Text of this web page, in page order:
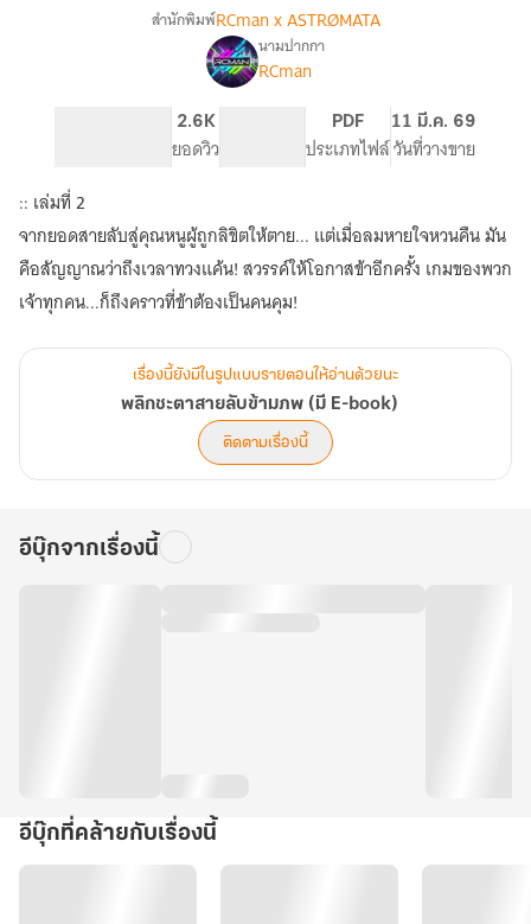
ภพ
เรื่อง
พลิก
E-
book)
สำนักพิมพ์RCman x ASTRØMATA
นามปากกา
RCman
2.6K
ยอดวิว
PDF
ประเภทไฟล์
11 มี.ค. 69
วันที่วางขาย
:: เล่มที่ 2
จากยอดสายลับสู่คุณหนูผู้ถูกลิขิตให้ตาย... แต่เมื่อลมหายใจหวนคืน มัน
คือสัญญาณว่าถึงเวลาทวงแค้น! สวรรค์ให้โอกาสข้าอีกครั้ง เกมของพวก
เจ้าทุกคน...ก็ถึงคราวที่ข้าต้องเป็นคนคุม!
เรื่องนี้ยังมีในรูปแบบรายตอนให้อ่านด้วยนะ
พลิกชะตาสายลับข้ามภพ (มี E-book)
ติดตามเรื่องนี้
อีบุ๊กจากเรื่องนี้
อีบุ๊กที่คล้ายกับเรื่องนี้